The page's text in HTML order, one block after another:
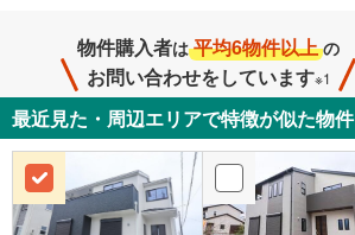
物件購入者は 平均6物件以上 の
お問い合わせをしています※1
最近見た・周辺エリアで特徴が似た物件